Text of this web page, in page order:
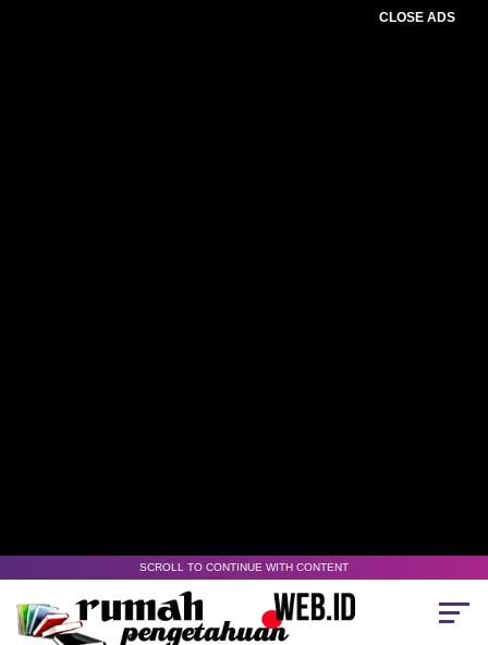
CLOSE ADS
SCROLL TO CONTINUE WITH CONTENT